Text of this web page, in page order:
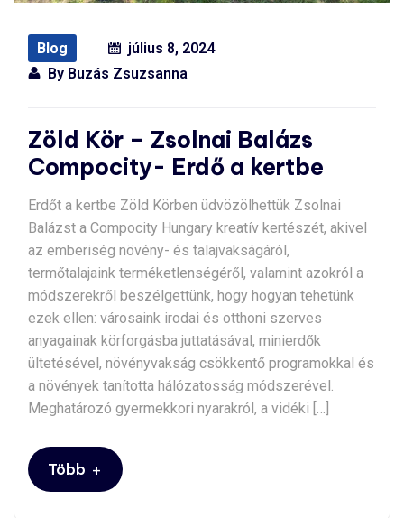
Blog
július 8, 2024
By Buzás Zsuzsanna
Zöld Kör – Zsolnai Balázs
Compocity- Erdő a kertbe
Erdőt a kertbe Zöld Körben üdvözölhettük Zsolnai
Balázst a Compocity Hungary kreatív kertészét, akivel
az emberiség növény- és talajvakságáról,
termőtalajaink terméketlenségéről, valamint azokról a
módszerekről beszélgettünk, hogy hogyan tehetünk
ezek ellen: városaink irodai és otthoni szerves
anyagainak körforgásba juttatásával, minierdők
ültetésével, növényvakság csökkentő programokkal és
a növények tanította hálózatosság módszerével.
Meghatározó gyermekkori nyarakról, a vidéki […]
Több +